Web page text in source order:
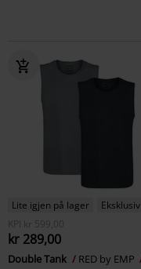
Lite igjen på lager
Eksklusiv
KPI
kr 599,00
kr 289,00
Double Tank
RED by EMP